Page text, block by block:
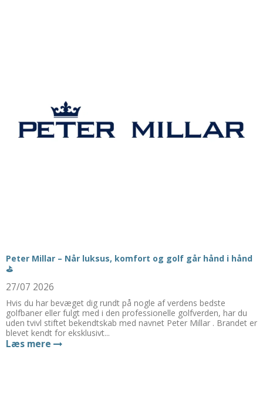
Peter Millar – Når luksus, komfort og golf går hånd i hånd
⛳
27/07 2026
Hvis du har bevæget dig rundt på nogle af verdens bedste
golfbaner eller fulgt med i den professionelle golfverden, har du
uden tvivl stiftet bekendtskab med navnet Peter Millar . Brandet er
blevet kendt for eksklusivt...
Læs mere